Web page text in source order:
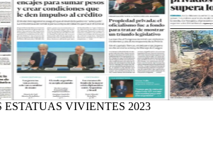
VIVIENTES 2023